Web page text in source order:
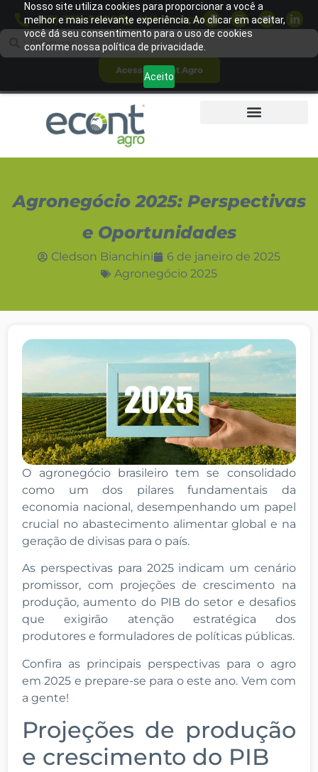
Nosso site utiliza cookies para proporcionar a você a
melhor e mais relevante experiência. Ao clicar em aceitar,
você dá seu consentimento para o uso de cookies
conforme nossa política de privacidade.
Aceito
(65) 3311-5600 WhatsApp
Acessar Econt Agro
Agronegócio 2025: Perspectivas
e Oportunidades
Cledson Bianchini
6 de janeiro de 2025
Agronegócio 2025
O agronegócio brasileiro tem se consolidado
como um dos pilares fundamentais da
economia nacional, desempenhando um papel
crucial no abastecimento alimentar global e na
geração de divisas para o país.
As perspectivas para 2025 indicam um cenário
promissor, com projeções de crescimento na
produção, aumento do PIB do setor e desafios
que exigirão atenção estratégica dos
produtores e formuladores de políticas públicas.
Confira as principais perspectivas para o agro
em 2025 e prepare-se para o este ano. Vem com
a gente!
Projeções de produção
e crescimento do PIB